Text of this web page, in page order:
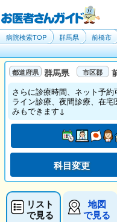
病院検索TOP 群馬県 前橋市
群馬県
さらに診療時間、ネット予
ライン診療、夜間診療、在
みもできます↓
科目変更
リスト
で見る
地図
で見る